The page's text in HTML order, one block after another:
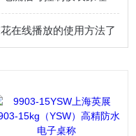
在线播放的使用方法了